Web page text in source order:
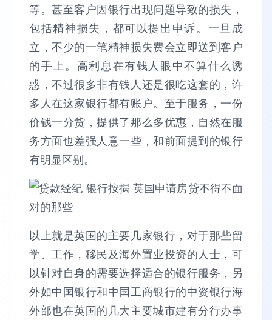
等。甚至客户因银行出现问题导致的损失，
包括精神损失，都可以提出申诉。一旦成
立，不少的一笔精神损失费会立即送到客户
的手上。高利息在有钱人眼中不算什么诱
惑，不过很多非有钱人还是很吃这套的，许
多人在这家银行都有账户。至于服务，一份
价钱一分货，提供了那么多优惠，自然在服
务方面也差强人意一些，和前面提到的银行
有明显区别。
以上就是英国的主要几家银行，对于那些留
学、工作，移民及海外置业投资的人士，可
以针对自身的需要选择适合的银行服务，另
外如中国银行和中国工商银行的中资银行海
外部也在英国的几大主要城市建有分行办事